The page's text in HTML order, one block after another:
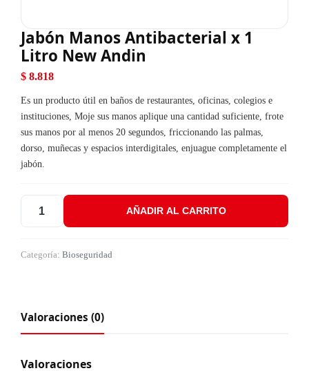
Jabón Manos Antibacterial x 1
Litro New Andin
$8.818
Es un producto útil en baños de restaurantes, oficinas, colegios e
instituciones, Moje sus manos aplique una cantidad suficiente, frote
sus manos por al menos 20 segundos, friccionando las palmas,
dorso, muñecas y espacios interdigitales, enjuague completamente el
jabón.
Jabón Manos Antibacterial x 1 Litro New Andin cantidad
AÑADIR AL CARRITO
Categoría: Bioseguridad
Valoraciones (0)
Valoraciones